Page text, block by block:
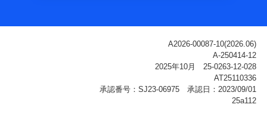
ご契約状態・ご利用履歴インターネット利用時の行動に
関する情報、アプリケーション利用時の行動に関する情
報、購入されたサービスや商品の名称・購入場所・決済
に関する情報、アンケートの回答に関する情報などが含